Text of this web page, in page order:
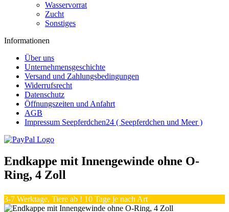
Wasservorrat
Zucht
Sonstiges
Informationen
Über uns
Unternehmensgeschichte
Versand und Zahlungsbedingungen
Widerrufsrecht
Datenschutz
Öffnungszeiten und Anfahrt
AGB
Impressum Seepferdchen24 ( Seepferdchen und Meer )
Endkappe mit Innengewinde ohne O-
Ring, 4 Zoll
3-7 Werktage, Tiere ab ! 10 Tage je nach Art